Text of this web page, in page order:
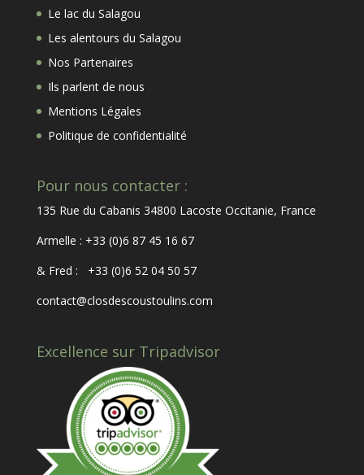
Le lac du Salagou
Les alentours du Salagou
Nos Partenaires
Ils parlent de nous
Mentions Légales
Politique de confidentialité
Pour nous contacter :
135 Rue du Cabanis 34800 Lacoste Occitanie, France
Armelle : +33 (0)6 87 45 16 67
& Fred : +33 (0)6 52 04 50 57
contact@closdescoustoulins.com
Excellence sur Tripadvisor